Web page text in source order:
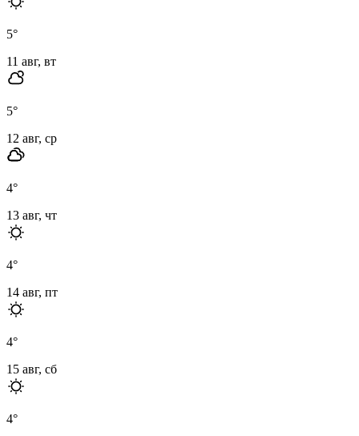
5°
11 авг, вт
5°
12 авг, ср
4°
13 авг, чт
4°
14 авг, пт
4°
15 авг, сб
4°